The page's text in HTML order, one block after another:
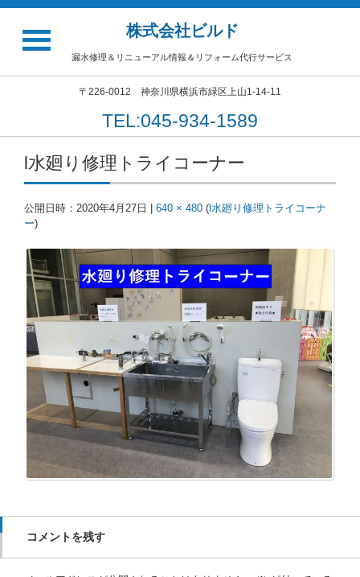
株式会社ビルド
漏水修理＆リニューアル情報＆リフォーム代行サービス
〒226-0012 神奈川県横浜市緑区上山1-14-11
TEL:045-934-1589
l水廻り修理トライコーナー
公開日時： 2020年4月27日 640 × 480 ( l水廻り修理トライコーナ
ー)
コメントを残す